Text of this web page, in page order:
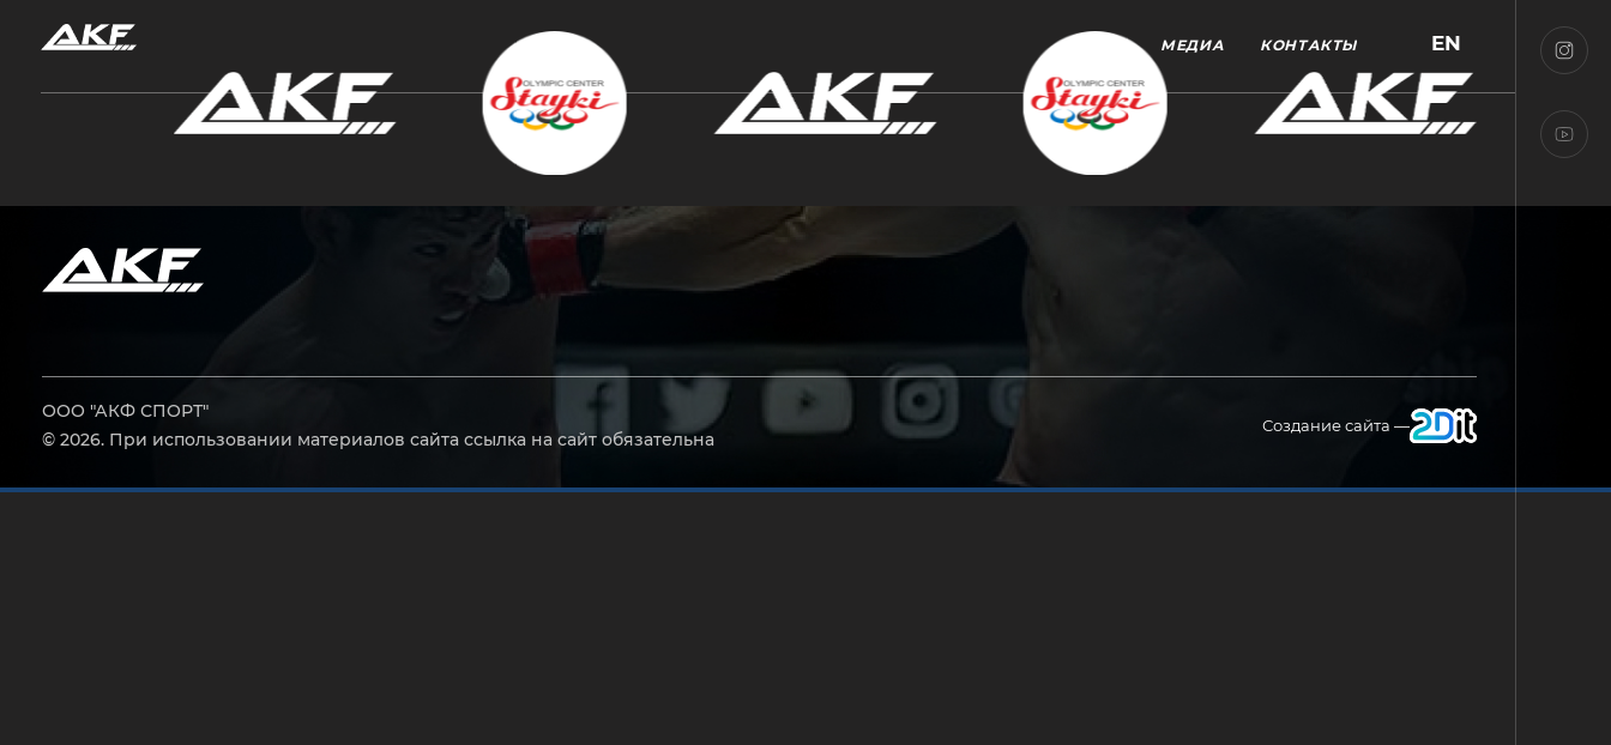
МЕДИА КОНТАКТЫ EN
ООО "АКФ СПОРТ"
© 2026. При использовании материалов сайта ссылка на сайт обязательна
Создание сайта —
Нажмите Enter для поиска или Esc, чтобы закрыть